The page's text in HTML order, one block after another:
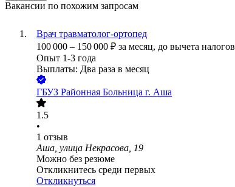
Вакансии по похожим запросам
Врач травматолог-ортопед
100 000 – 150 000 ₽ за месяц, до вычета налогов
Опыт 1-3 года
Выплаты: Два раза в месяц
ГБУЗ Районная Больница г. Аша
1.5
•
1 отзыв
Аша, улица Некрасова, 19
Можно без резюме
Откликнитесь среди первых
Откликнуться